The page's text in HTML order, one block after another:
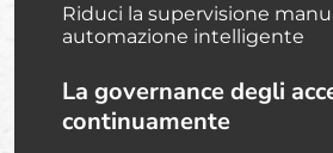
Riduci la supervisione
automazione intelligente
La governance degli
continuamente